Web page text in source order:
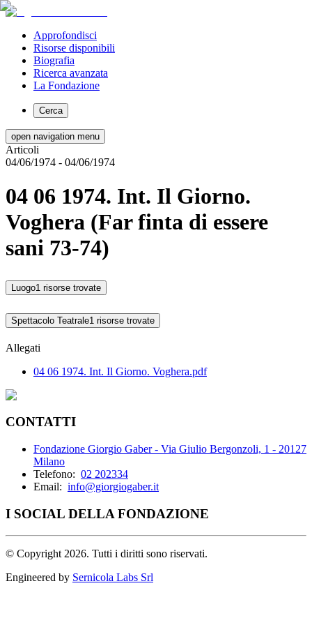
Approfondisci
Risorse disponibili
Biografia
Ricerca avanzata
La Fondazione
Cerca
open navigation menu
Articoli
04/06/1974 - 04/06/1974
04 06 1974. Int. Il Giorno.
Voghera (Far finta di essere
sani 73-74)
Luogo1 risorse trovate
Spettacolo Teatrale1 risorse trovate
Allegati
04 06 1974. Int. Il Giorno. Voghera.pdf
CONTATTI
Fondazione Giorgio Gaber - Via Giulio Bergonzoli, 1 - 20127
Milano
Telefono: 02 202334
Email: info@giorgiogaber.it
I SOCIAL DELLA FONDAZIONE
© Copyright 2026. Tutti i diritti sono riservati.
Engineered by Sernicola Labs Srl